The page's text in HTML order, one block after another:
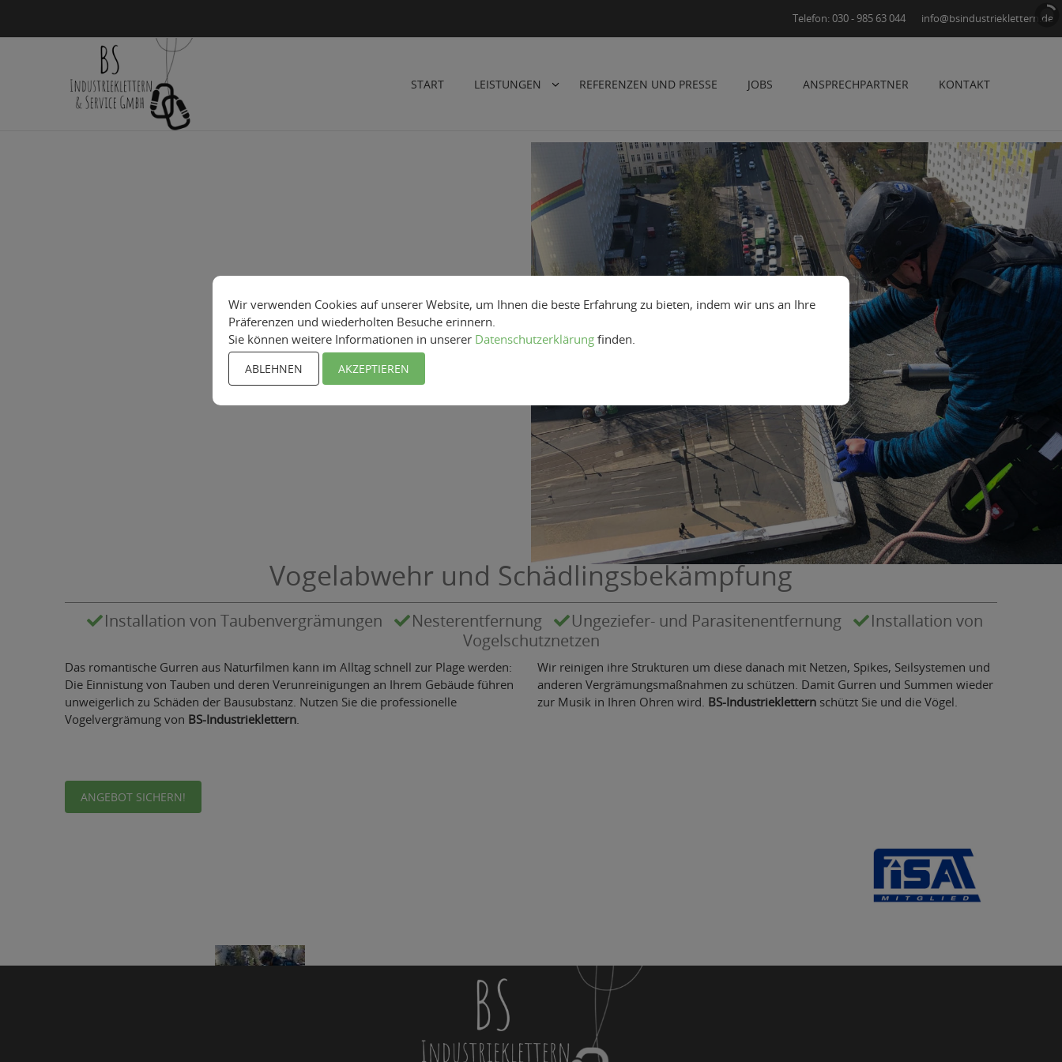
Wir verwenden Cookies auf unserer Website, um Ihnen die beste Erfahrung zu bieten, indem wir uns an Ihre
Präferenzen und wiederholten Besuche erinnern.
Sie können weitere Informationen in unserer Datenschutzerklärungfinden.
ABLEHNEN AKZEPTIEREN
Telefon: 030 - 985 63 044 info@bsindustrieklettern.de
START LEISTUNGEN REFERENZEN UND PRESSE JOBS ANSPRECHPARTNER KONTAKT
Vogelabwehr und Schädlingsbekämpfung
Installation von Taubenvergrämungen Nesterentfernung Ungeziefer- und Parasitenentfernung
Installation von
Vogelschutznetzen
Das romantische Gurren aus Naturfilmen kann im Alltag schnell zur Plage werden:
Die Einnistung von Tauben und deren Verunreinigungen an Ihrem Gebäude führen
unweigerlich zu Schäden der Bausubstanz. Nutzen Sie die professionelle
Vogelvergrämung von BS-Industrieklettern.
Wir reinigen ihre Strukturen um diese danach mit Netzen, Spikes, Seilsystemen und
anderen Vergrämungsmaßnahmen zu schützen. Damit Gurren und Summen wieder
zur Musik in Ihren Ohren wird. BS-Industriekletternschützt Sie und die Vögel.
ANGEBOT SICHERN!